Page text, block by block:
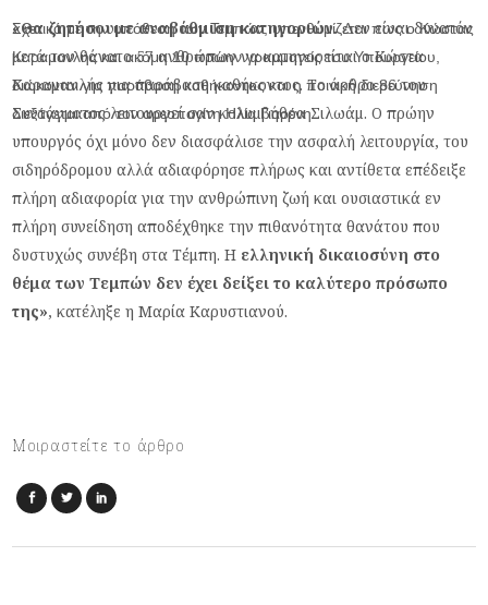
Σχετικά με την υπόθεση των Τεμπών, υπενθυμίζεται πως ο Κώστας
Καραμανλής και ακόμη 10 πρώην γραμματείς του Υπουργείου,
διώκονται για παράβαση καθήκοντος και η ποινική διερεύνηση
διεξάγεται από τον αρεοπαγίτη Ηλία Γιαρένη.
«Θα ζητήσουμε αναβάθμιση κατηγοριών.Δεν είναι δυνατόν
μετά τον θάνατο 57 ανθρώπων να κατηγορείται ο Κώστα
Καραμανλής για παράβαση καθήκοντος. Το άρθρο 86 του
Συντάγματος λειτουργεί σαν κολυμβήθρα Σιλωάμ. Ο πρώην
υπουργός όχι μόνο δεν διασφάλισε την ασφαλή λειτουργία, του
σιδηρόδρομου αλλά αδιαφόρησε πλήρως και αντίθετα επέδειξε
πλήρη αδιαφορία για την ανθρώπινη ζωή και ουσιαστικά εν
πλήρη συνείδηση αποδέχθηκε την πιθανότητα θανάτου που
δυστυχώς συνέβη στα Τέμπη. Η ελληνική δικαιοσύνη στο
θέμα των Τεμπών δεν έχει δείξει το καλύτερο πρόσωπο
της», κατέληξε η Μαρία Καρυστιανού.
Μοιραστείτε το άρθρο